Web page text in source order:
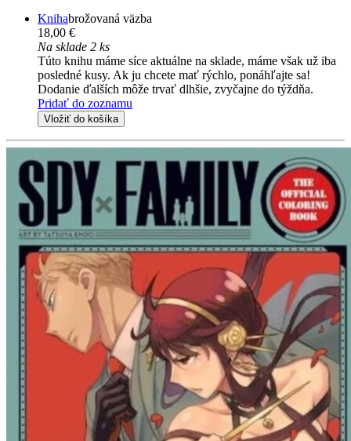
Knihabrožovaná väzba
18,00 €
Na sklade 2 ks
Túto knihu máme síce aktuálne na sklade, máme však už iba
posledné kusy. Ak ju chcete mať rýchlo, ponáhľajte sa!
Dodanie ďalších môže trvať dlhšie, zvyčajne do týždňa.
Pridať do zoznamu
Vložiť do košíka